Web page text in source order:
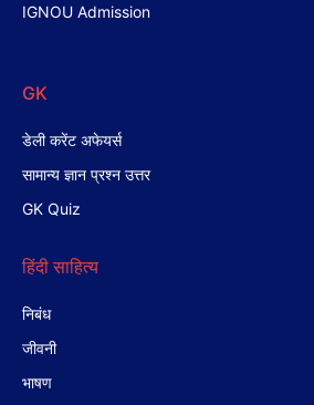
IGNOU Admission
GK
डेली करेंट अफेयर्स
सामान्य ज्ञान प्रश्न उत्तर
GK Quiz
हिंदी साहित्य
निबंध
जीवनी
भाषण